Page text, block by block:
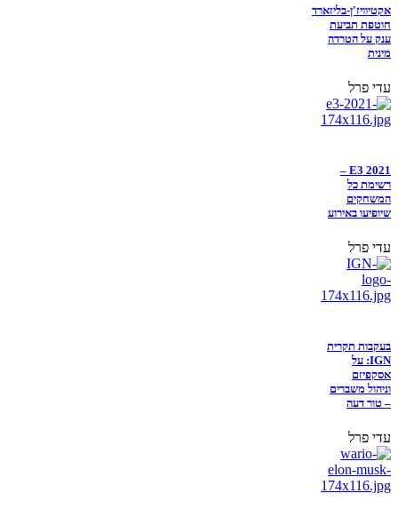
אקטיוויז'ן-בליזארד
חוטפת תביעת
ענק על הטרדה
מינית
עדי פרל
E3 2021 –
רשימת כל
המשחקים
שיופיעו באירוע
עדי פרל
בעקבות תקרית
IGN: על
אסקפיזם
וניהול משברים
– טור דעה
עדי פרל